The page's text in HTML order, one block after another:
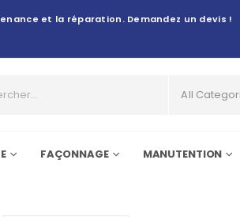
et la réparation. Demandez un devis !
All
FAÇONNAGE MANUTENTION